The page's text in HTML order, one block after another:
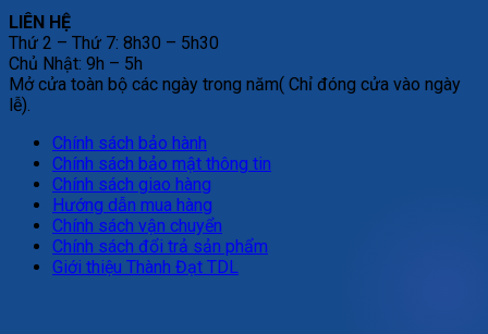
LIÊN HỆ
Thứ 2 – Thứ 7: 8h30 – 5h30
Chủ Nhật: 9h – 5h
Mở cửa toàn bộ các ngày trong năm( Chỉ đóng cửa vào ngày
lễ).
Chính sách bảo hành
Chính sách bảo mật thông tin
Chính sách giao hàng
Hướng dẫn mua hàng
Chính sách vận chuyển
Chính sách đổi trả sản phẩm
Giới thiệu Thành Đạt TDL